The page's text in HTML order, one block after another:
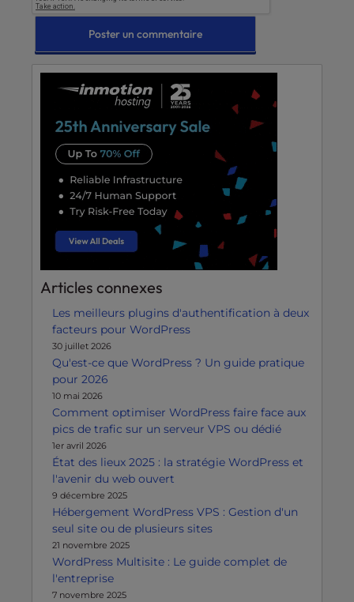
Articles connexes
Les meilleurs plugins d'authentification à deux
facteurs pour WordPress
30 juillet 2026
Qu'est-ce que WordPress ? Un guide pratique
pour 2026
10 mai 2026
Comment optimiser WordPress faire face aux
pics de trafic sur un serveur VPS ou dédié
1er avril 2026
État des lieux 2025 : la stratégie WordPress et
l'avenir du web ouvert
9 décembre 2025
Hébergement WordPress VPS : Gestion d'un
seul site ou de plusieurs sites
21 novembre 2025
WordPress Multisite : Le guide complet de
l'entreprise
7 novembre 2025